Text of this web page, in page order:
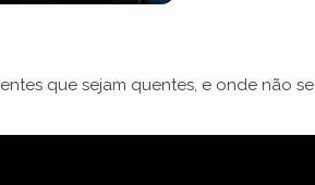
que sejam quentes, e onde não se